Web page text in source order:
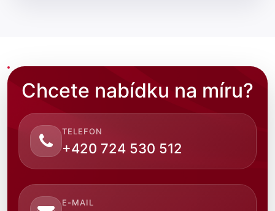
Chcete nabídku na míru?
TELEFON
+420 724 530 512
E-MAIL